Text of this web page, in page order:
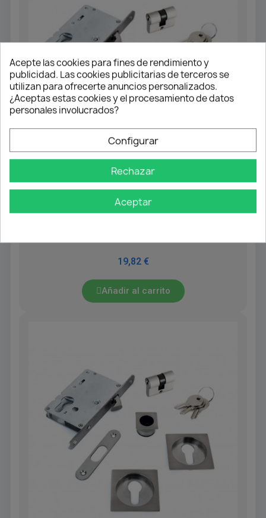
PICAPORTES Y CERRADURAS PARA PUERTAS
20+20 Cazoleta Redonda
19,82 €
Añadir al carrito
Acepte las cookies para fines de rendimiento y
publicidad. Las cookies publicitarias de terceros se
utilizan para ofrecerte anuncios personalizados.
¿Aceptas estas cookies y el procesamiento de datos
personales involucrados?
Configurar
Rechazar
Aceptar